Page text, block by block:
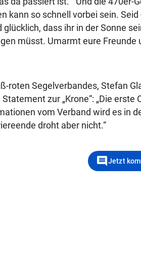
kann so schnell vorbei sein.
dass ihr in der Sonne
müsst. Umarmt eure Freunde
roten Segelverbandes, Stefan
zur „Krone“: „Die erste
vom Verband wird es in
droht aber nicht.“
commentJetzt